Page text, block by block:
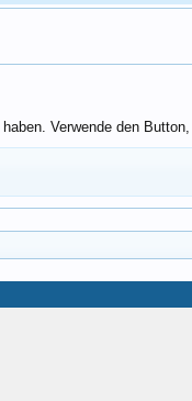
Verwende den